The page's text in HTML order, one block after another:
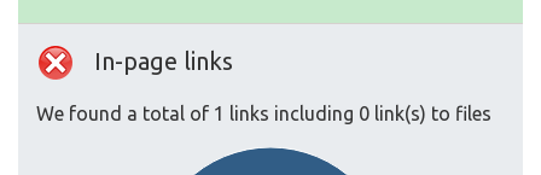
In-page links
We found a total of 1 links including 0 link(s) to files